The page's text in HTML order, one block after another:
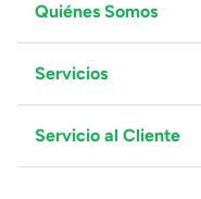
Quiénes Somos
Grupo Juguetron
Localiza tu tienda
Blog
Servicios
Facturación
Proveedores
Servicio al Cliente